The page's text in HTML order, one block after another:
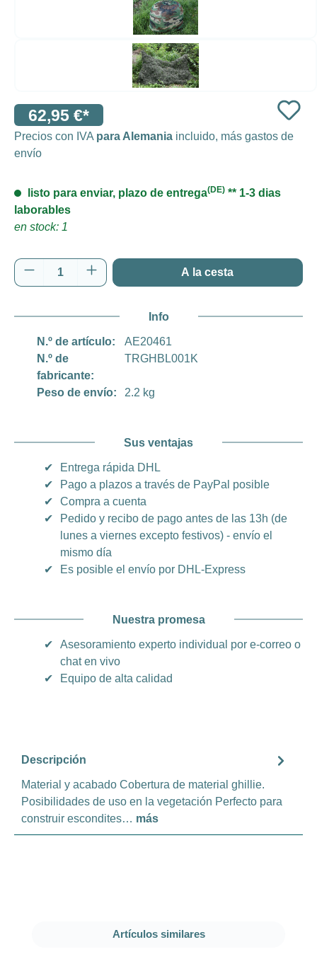
62,95 €*
Precios con IVA para Alemania incluido, más gastos de
envío
listo para enviar, plazo de entrega(DE) ** 1-3 dias
laborables
en stock: 1
Cantidad del producto: introduce la
A la cesta
Info
N.º de artículo:
AE20461
N.º de
fabricante:
TRGHBL001K
Peso de envío: 2.2 kg
Sus ventajas
✔
Entrega rápida DHL
✔
Pago a plazos a través de PayPal posible
✔
Compra a cuenta
✔
Pedido y recibo de pago antes de las 13h (de
lunes a viernes excepto festivos) - envío el
mismo día
✔
Es posible el envío por DHL-Express
Nuestra promesa
✔
Asesoramiento experto individual por e-correo o
chat en vivo
✔
Equipo de alta calidad
Descripción
Material y acabado Cobertura de material ghillie.
Posibilidades de uso en la vegetación Perfecto para
construir escondites… más
Omitir la galería de productos
Artículos similares